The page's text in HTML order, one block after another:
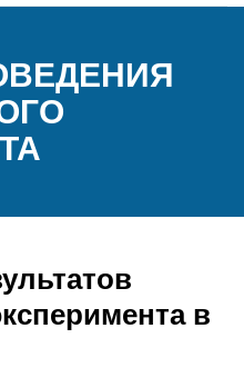
в